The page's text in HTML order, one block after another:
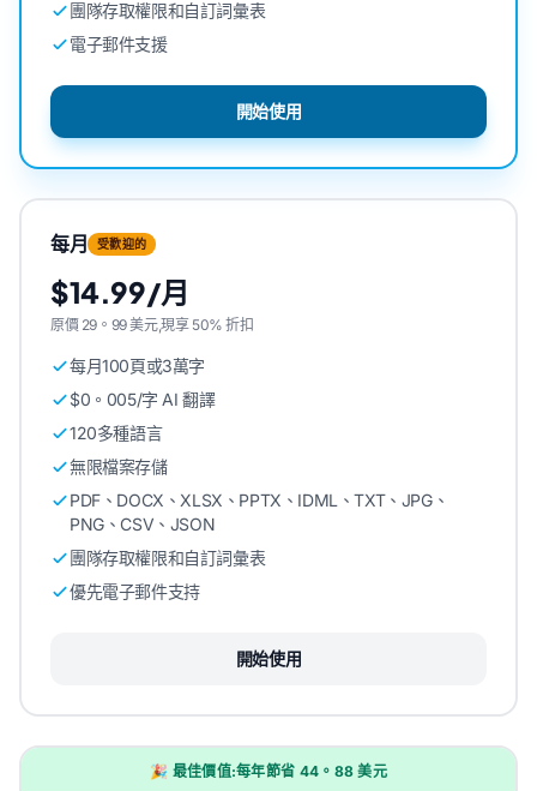
團隊存取權限和自訂詞彙表
電子郵件支援
開始使用
每月 受歡迎的
$14.99/月
原價 29。99 美元,現享 50% 折扣
每月100頁或3萬字
$0。005/字 AI 翻譯
120多種語言
無限檔案存儲
PDF、DOCX、XLSX、PPTX、IDML、TXT、JPG、
PNG、CSV、JSON
團隊存取權限和自訂詞彙表
優先電子郵件支持
開始使用
🎉 最佳價值:每年節省 44。88 美元